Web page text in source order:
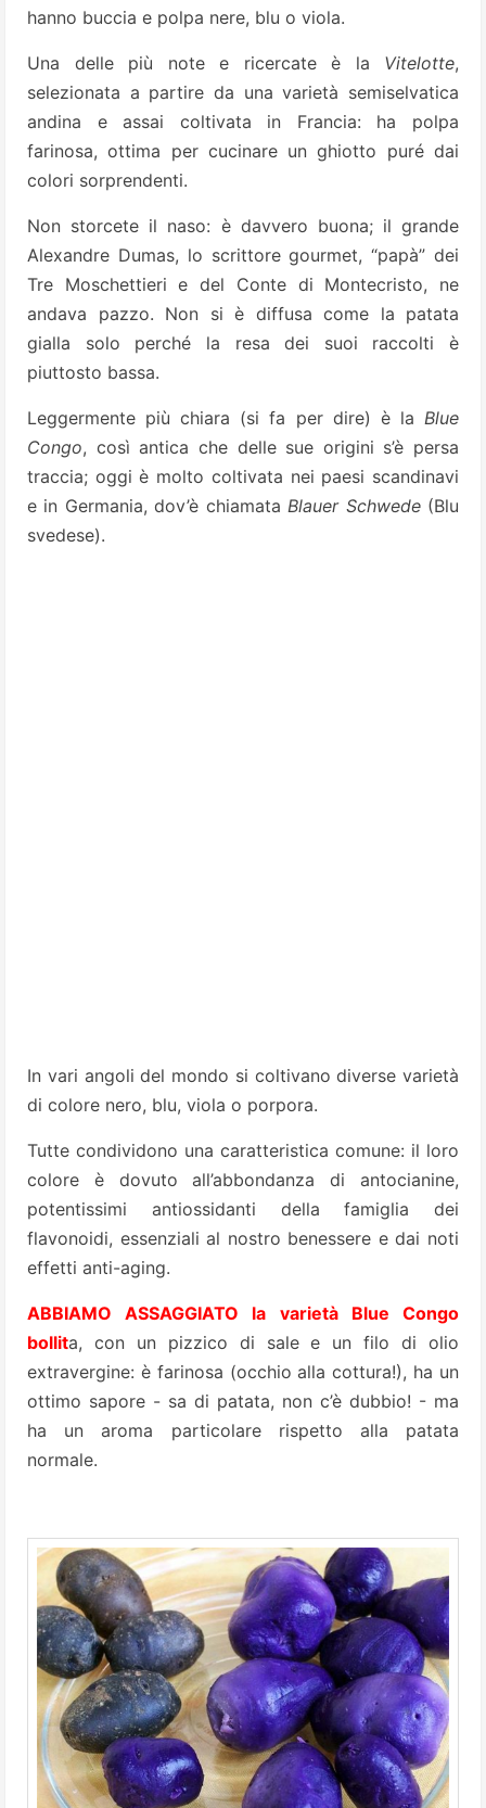
hanno buccia e polpa nere, blu o viola.
Una delle più note e ricercate è la Vitelotte,
selezionata a partire da una varietà semiselvatica
andina e assai coltivata in Francia: ha polpa
farinosa, ottima per cucinare un ghiotto puré dai
colori sorprendenti.
Non storcete il naso: è davvero buona; il grande
Alexandre Dumas, lo scrittore gourmet, “papà” dei
Tre Moschettieri e del Conte di Montecristo, ne
andava pazzo. Non si è diffusa come la patata
gialla solo perché la resa dei suoi raccolti è
piuttosto bassa.
Leggermente più chiara (si fa per dire) è la Blue
Congo, così antica che delle sue origini s’è persa
traccia; oggi è molto coltivata nei paesi scandinavi
e in Germania, dov’è chiamata Blauer Schwede(Blu
svedese).
In vari angoli del mondo si coltivano diverse varietà
di colore nero, blu, viola o porpora.
Tutte condividono una caratteristica comune: il loro
colore è dovuto all’abbondanza di antocianine,
potentissimi antiossidanti della famiglia dei
flavonoidi, essenziali al nostro benessere e dai noti
effetti anti-aging.
ABBIAMO ASSAGGIATO la varietà Blue Congo
bollita, con un pizzico di sale e un filo di olio
extravergine: è farinosa (occhio alla cottura!), ha un
ottimo sapore - sa di patata, non c’è dubbio! - ma
ha un aroma particolare rispetto alla patata
normale.